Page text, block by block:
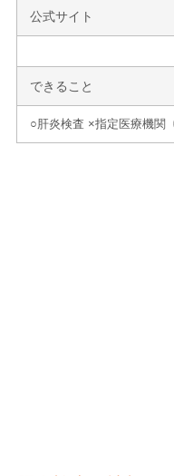
公式サイト
できること
○肝炎検査 ×指定医療機関